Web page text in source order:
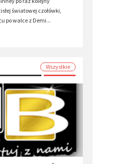
światowej czołówki,
po walce z Demi...
Wszystkie